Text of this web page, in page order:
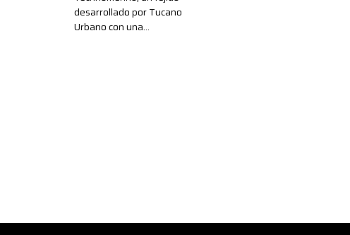
desarrollado por Tucano
Urbano con una…